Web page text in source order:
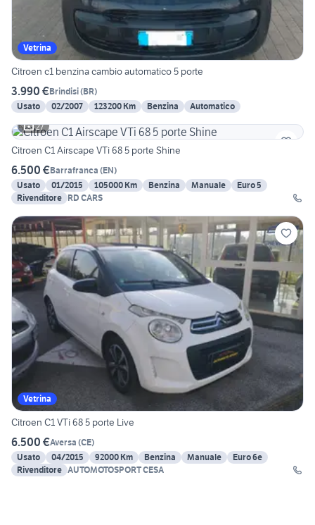
Vetrina
Citroen c1 benzina cambio automatico 5 porte
3.990 €Brindisi(BR)
Usato
02/2007 123200 Km Benzina
Automatico
27
Citroen C1 Airscape VTi 68 5 porte Shine
6.500 €Barrafranca (EN)
Usato
01/2015 105000 Km Benzina Manuale
Euro 5
Rivenditore RD CARS
Vetrina
Citroen C1 VTi 68 5 porte Live
6.500 €Aversa (CE)
Usato
04/2015 92000 Km Benzina Manuale
Euro 6e
Rivenditore AUTOMOTOSPORT CESA